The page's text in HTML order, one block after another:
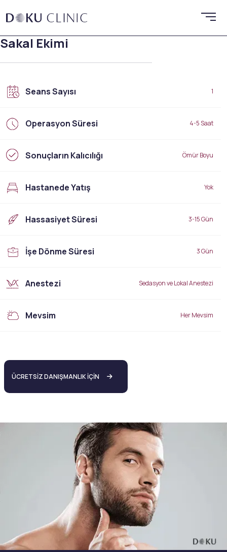
Sakal Ekimi
Seans Sayısı 1
Operasyon Süresi 4-5 Saat
Sonuçların Kalıcılığı Ömür Boyu
Hastanede Yatış Yok
Hassasiyet Süresi 3-15 Gün
İşe Dönme Süresi 3 Gün
Anestezi Sedasyon ve Lokal Anestezi
Mevsim Her Mevsim
ÜCRETSİZ DANIŞMANLIK İÇİN